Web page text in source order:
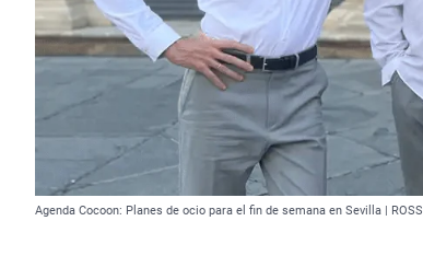
Agenda Cocoon: Planes de ocio para el fin de semana en Sevilla | ROSS